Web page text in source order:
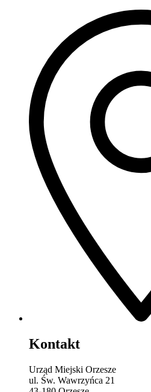
Kontakt
Urząd Miejski Orzesze
ul. Św. Wawrzyńca 21